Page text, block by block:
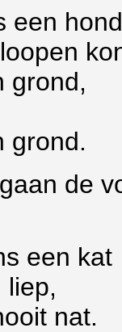
een hond
grond,
grond.
de
een kat
liep,
nat.